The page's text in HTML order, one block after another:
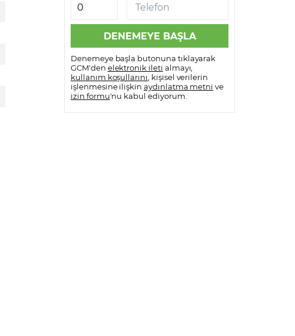
Telefon
Denemeye başla butonuna tıklayarak
GCM'den elektronik ileti almayı,
kullanım koşullarını , kişisel verilerin
işlenmesine ilişkin aydınlatma metni ve
izin formu'nu kabul ediyorum.